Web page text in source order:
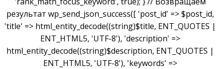
результат wp_send_json_success([ 'post_id' => $post_id,
'title' => html_entity_decode((string)$title, ENT_QUOTES |
ENT_HTML5, 'UTF-8'), 'description' =>
html_entity_decode((string)$description, ENT_QUOTES |
ENT_HTML5, 'UTF-8'), 'keywords' =>